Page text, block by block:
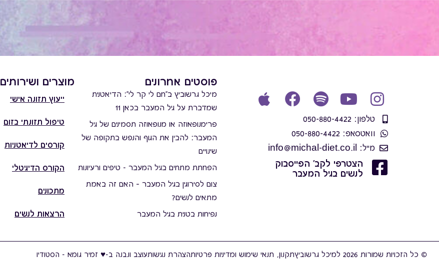
טלפון: 050-880-4422
וואטסאפ: 050-880-4422
מייל: info@michal-diet.co.il
הצטרפי לקב' הפייסבוק
לנשים בגיל המעבר
פוסטים אחרונים
מיכל גרשוביץ ב"חם לי קר לי": הדיאטנית
שמדברת על גיל המעבר בכאן 11
פרימנופאוזה או מנופאוזה תסמינים של גיל
המעבר: להבין את הגוף והנפש בתקופה של
שינויים
הפחתת מתחים בגיל המעבר - טיפים ורעיונות
צום לסירוגין בגיל המעבר – האם זה באמת
מתאים לנשים?
נפיחות בטנית בגיל המעבר
מוצרים ושירותים
ייעוץ תזונה אישי
טיפול תזונתי בזום
קורסים לדיאטניות
הקורס הדיגיטלי
מתכונים
הרצאות לנשים
© כל הזכויות שמורות 2026 למיכל גרשוביץ תקנון, תנאי שימוש ומדיניות פרטיותהצהרת נגישותעוצב ונבנה ב-♥︎ זמיר גומא - הסטודיו